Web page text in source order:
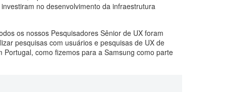
no desenvolvimento da infraestrutura
os nossos Pesquisadores Sênior de UX foram
pesquisas com usuários e pesquisas de UX de
como fizemos para a Samsung como parte